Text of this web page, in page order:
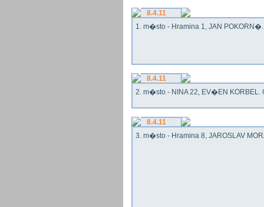
8.4.11
1. m�sto - Hramina 1, JAN
8.4.11
2. m�sto - NINA 22, EV�EN KORBEL.
8.4.11
3. m�sto - Hramina 8, JAROSLAV